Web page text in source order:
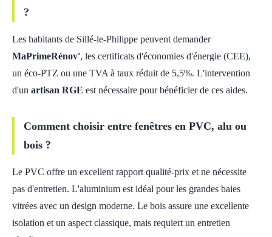
?
Les habitants de Sillé-le-Philippe peuvent demander
MaPrimeRénov', les certificats d'économies d'énergie (CEE),
un éco-PTZ ou une TVA à taux réduit de 5,5%. L'intervention
d'un artisan RGE est nécessaire pour bénéficier de ces aides.
Comment choisir entre fenêtres en PVC, alu ou
bois ?
Le PVC offre un excellent rapport qualité-prix et ne nécessite
pas d'entretien. L'aluminium est idéal pour les grandes baies
vitrées avec un design moderne. Le bois assure une excellente
isolation et un aspect classique, mais requiert un entretien